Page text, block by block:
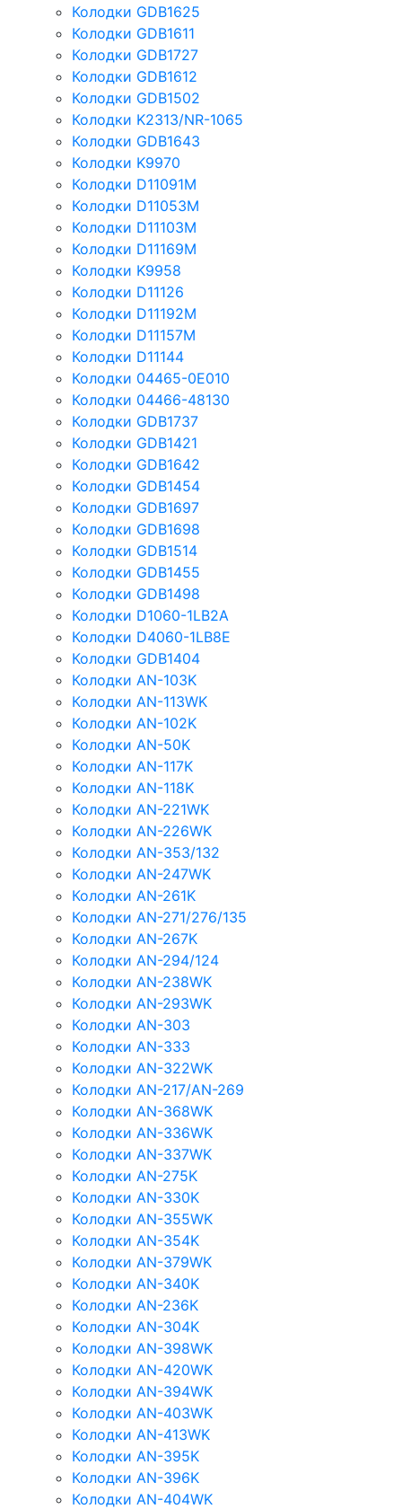
Колодки GDB1625
Колодки GDB1611
Колодки GDB1727
Колодки GDB1612
Колодки GDB1502
Колодки K2313/NR-1065
Колодки GDB1643
Колодки K9970
Колодки D11091M
Колодки D11053M
Колодки D11103M
Колодки D11169M
Колодки K9958
Колодки D11126
Колодки D11192M
Колодки D11157M
Колодки D11144
Колодки 04465-0E010
Колодки 04466-48130
Колодки GDB1737
Колодки GDB1421
Колодки GDB1642
Колодки GDB1454
Колодки GDB1697
Колодки GDB1698
Колодки GDB1514
Колодки GDB1455
Колодки GDB1498
Колодки D1060-1LB2A
Колодки D4060-1LB8E
Колодки GDB1404
Колодки AN-103K
Колодки AN-113WK
Колодки AN-102K
Колодки AN-50K
Колодки AN-117K
Колодки AN-118K
Колодки AN-221WK
Колодки AN-226WK
Колодки AN-353/132
Колодки AN-247WK
Колодки AN-261K
Колодки AN-271/276/135
Колодки AN-267K
Колодки AN-294/124
Колодки AN-238WK
Колодки AN-293WK
Колодки AN-303
Колодки AN-333
Колодки AN-322WK
Колодки AN-217/AN-269
Колодки AN-368WK
Колодки AN-336WK
Колодки AN-337WK
Колодки AN-275K
Колодки AN-330K
Колодки AN-355WK
Колодки AN-354K
Колодки AN-379WK
Колодки AN-340K
Колодки AN-236K
Колодки AN-304K
Колодки AN-398WK
Колодки AN-420WK
Колодки AN-394WK
Колодки AN-403WK
Колодки AN-413WK
Колодки AN-395K
Колодки AN-396K
Колодки AN-404WK